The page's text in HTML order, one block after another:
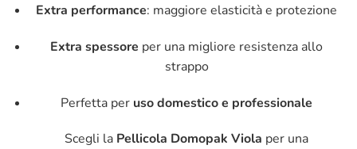
Extra performance: maggiore elasticità e protezione
Extra spessore per una migliore resistenza allo
strappo
Perfetta per uso domestico e professionale
Scegli la Pellicola Domopak Viola per una